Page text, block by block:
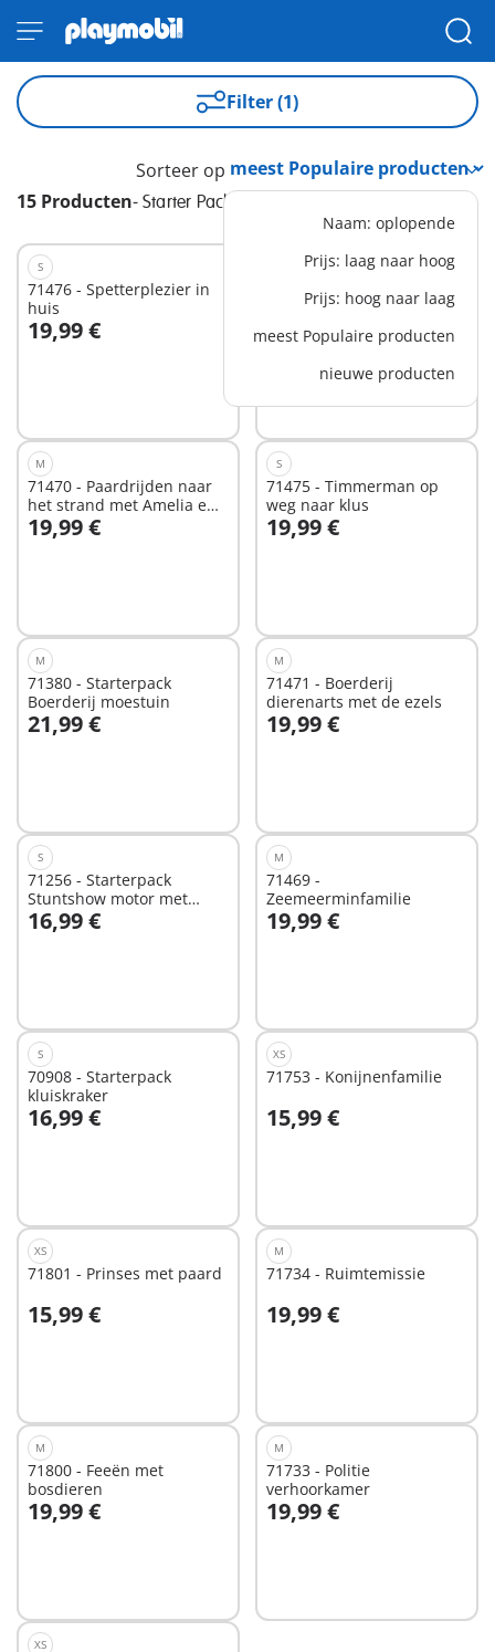
Filter (1)
15 Producten- Starter Packs
Sorteer op
Naam: oplopende
Prijs: laag naar hoog
Prijs: hoog naar laag
meest Populaire producten
nieuwe producten
S
71476 - Spetterplezier in
huis
19,99 €
In winkelwagen
71257 - Starterpack
Rescue met segway
16,99 €
In winkelwagen
M
71470 - Paardrijden naar
het strand met Amelia en
Ben
19,99 €
In winkelwagen
S
71475 - Timmerman op
weg naar klus
19,99 €
In winkelwagen
M
71380 - Starterpack
Boerderij moestuin
21,99 €
In winkelwagen
M
71471 - Boerderij
dierenarts met de ezels
19,99 €
In winkelwagen
S
71256 - Starterpack
Stuntshow motor met
vuurmuur
16,99 €
M
71469 -
Zeemeerminfamilie
19,99 €
S
70908 - Starterpack
kluiskraker
16,99 €
XS
71753 - Konijnenfamilie
15,99 €
In winkelwagen
XS
71801 - Prinses met paard
15,99 €
In winkelwagen
M
71734 - Ruimtemissie
19,99 €
In winkelwagen
M
71800 - Feeën met
bosdieren
19,99 €
In winkelwagen
M
71733 - Politie
verhoorkamer
19,99 €
XS